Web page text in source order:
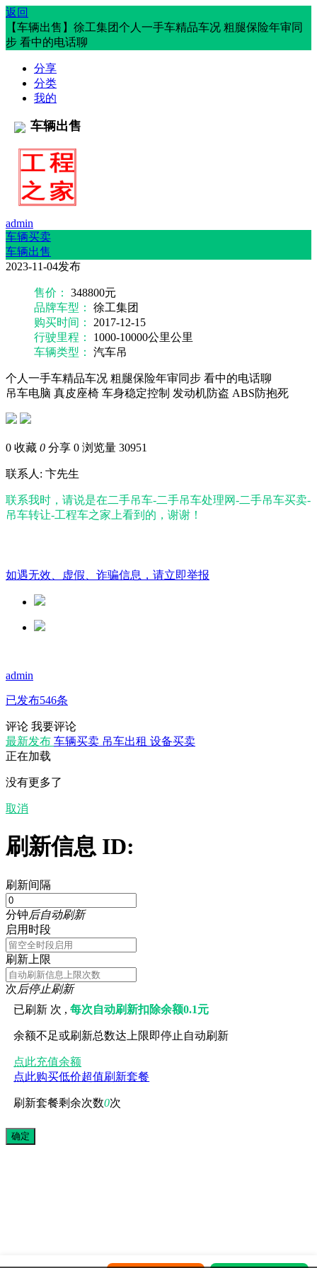
返回
【车辆出售】徐工集团个人一手车精品车况 粗腿保险年审同
步 看中的电话聊
分享
分类
我的
车辆出售
admin
车辆买卖
车辆出售
2023-11-04发布
售价：
348800元
品牌车型：
徐工集团
购买时间：
2017-12-15
行驶里程：
1000-10000公里公里
车辆类型：
汽车吊
个人一手车精品车况 粗腿保险年审同步 看中的电话聊
吊车电脑 真皮座椅 车身稳定控制 发动机防盗 ABS防抱死
0 收藏 0 分享 0 浏览量 30951
联系人: 卞先生
联系我时，请说是在二手吊车-二手吊车处理网-二手吊车买卖-
吊车转让-工程车之家上看到的，谢谢！
如遇无效、虚假、诈骗信息，请立即举报
admin
已发布546条
评论 我要评论
最新发布 车辆买卖 吊车出租 设备买卖
正在加载
没有更多了
取消
刷新信息 ID:
刷新间隔
分钟后自动刷新
启用时段
刷新上限
次后停止刷新
已刷新 次 ,每次自动刷新扣除余额0.1元
余额不足或刷新总数达上限即停止自动刷新
点此充值余额
点此购买低价超值刷新套餐
刷新套餐剩余次数0次